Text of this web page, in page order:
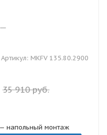
Артикул: MKFV 135.80.2900
35 910руб.
напольный монтаж